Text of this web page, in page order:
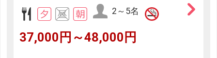
2～5名
37,000円～48,000円